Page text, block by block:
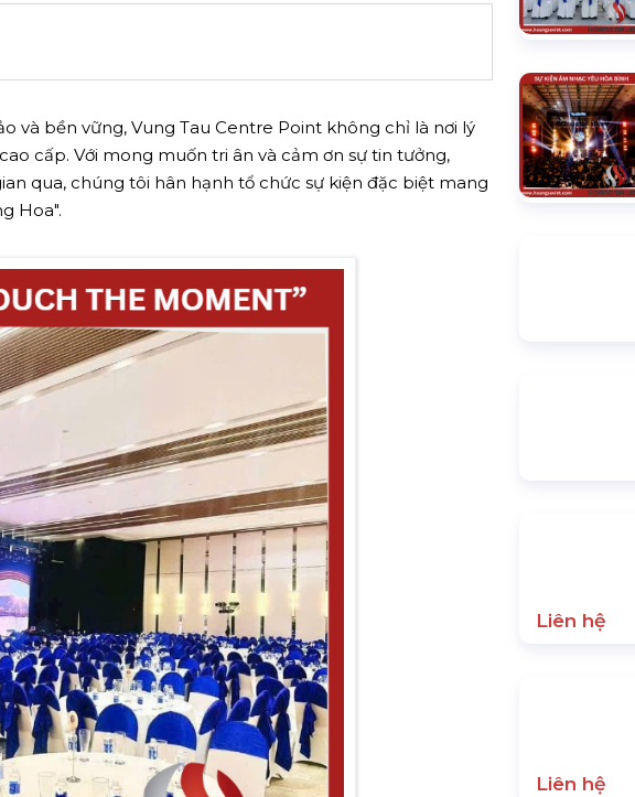
và bền vững, Vung Tau Centre Point không chỉ là nơi lý
cấp. Với mong muốn tri ân và cảm ơn sự tin tưởng,
qua, chúng tôi hân hạnh tổ chức sự kiện đặc biệt mang
Hoa".